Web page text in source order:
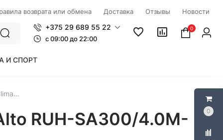
0
возврата или обмена Доставка Отзывы Новости
+375 29 689 55 22
c 09:00 до 22:00
0
И СПОРТ
Увлажнитель воздуха Royal Clima Sanremo Alto RUH-SA300/4.0M-WT
RUH-SA300/4.0M-